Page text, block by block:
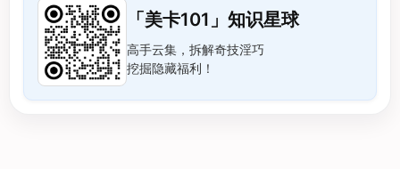
「美卡101」知识星球
高手云集，拆解奇技淫巧
挖掘隐藏福利！